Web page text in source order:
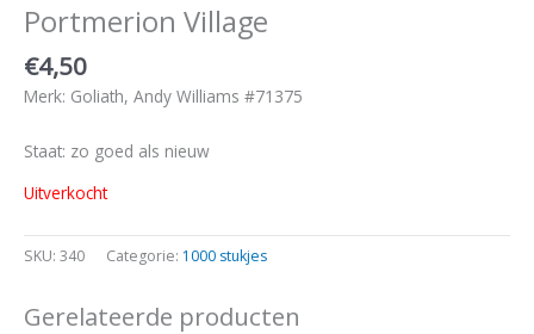
Portmerion Village
€4,50
Merk: Goliath, Andy Williams #71375
Staat: zo goed als nieuw
Uitverkocht
SKU: 340 Categorie: 1000 stukjes
Gerelateerde producten